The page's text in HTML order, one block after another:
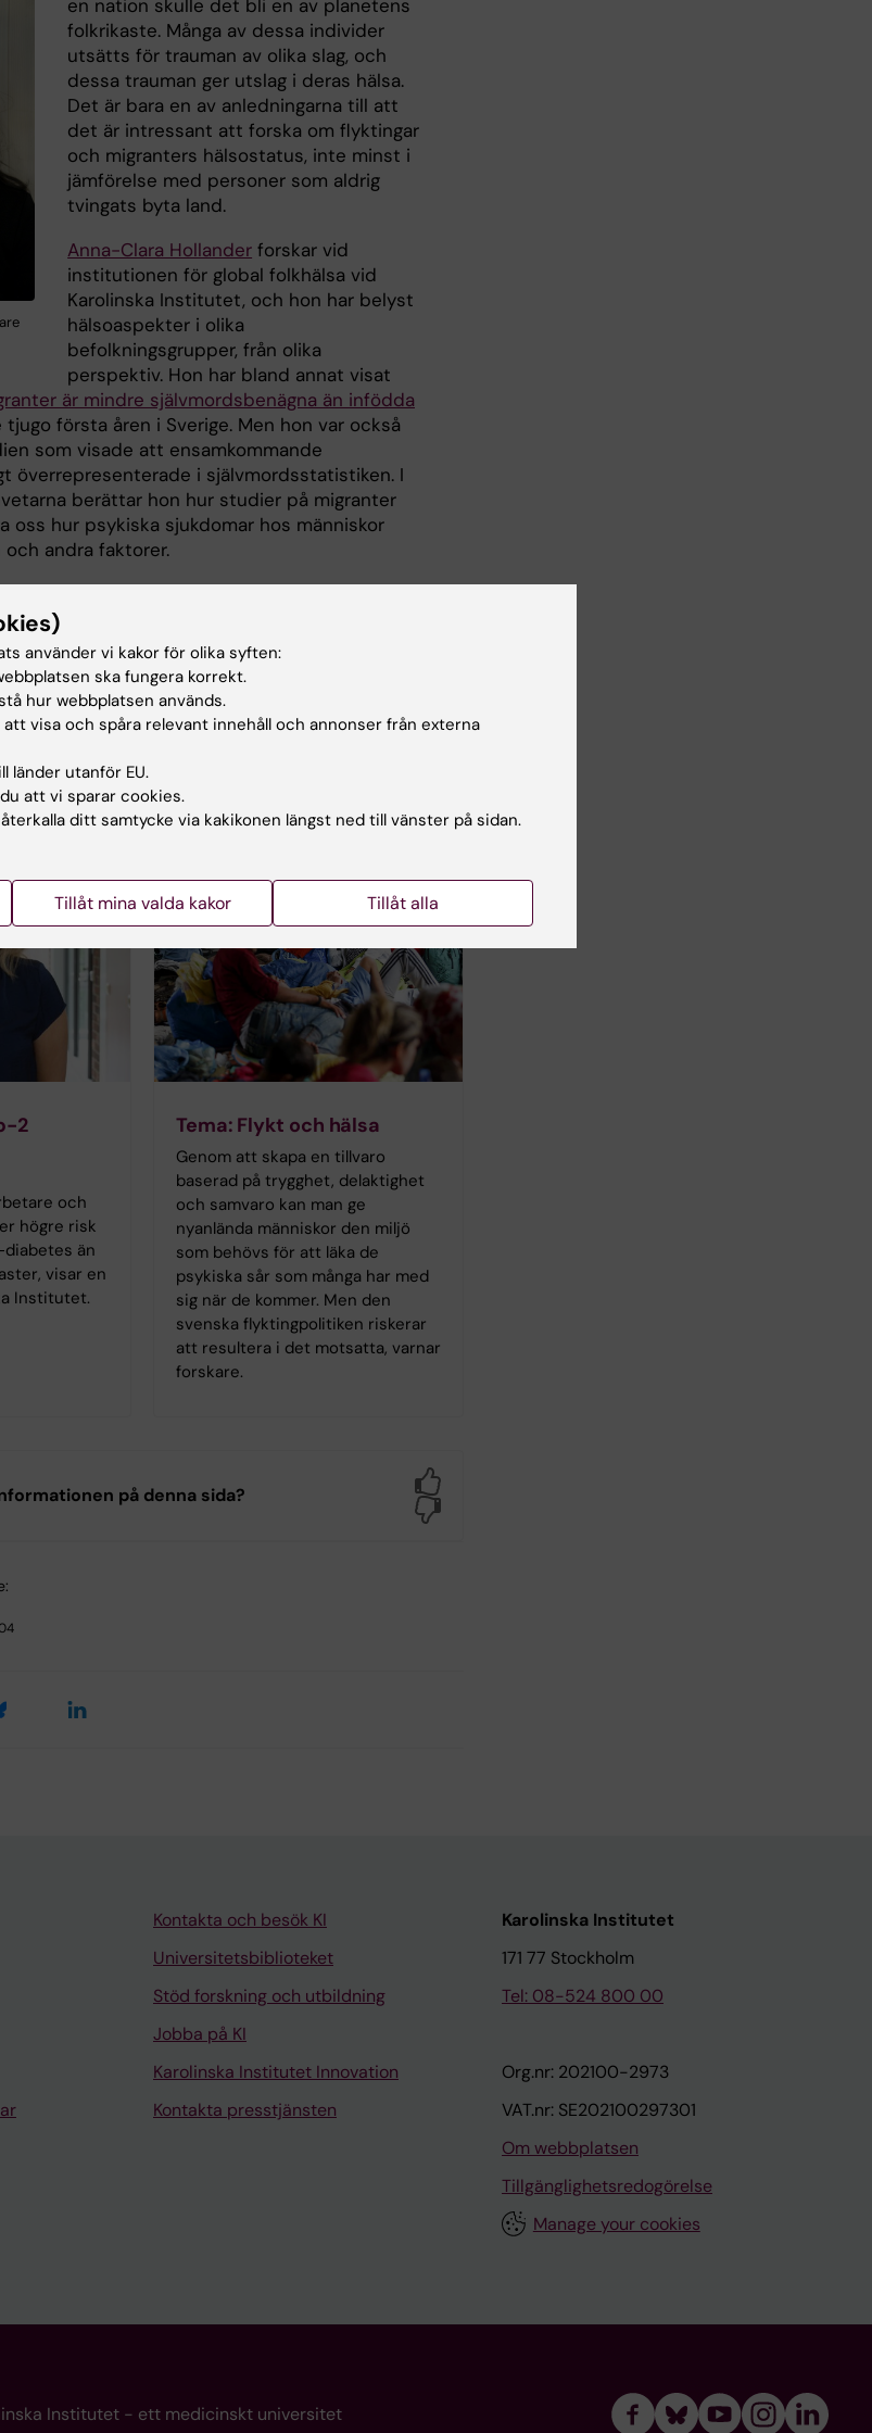
en nation skulle det bli en av planetens
folkrikaste. Många av dessa individer
utsätts för trauman av olika slag, och
dessa trauman ger utslag i deras hälsa.
Det är bara en av anledningarna till att
det är intressant att forska om flyktingar
och migranters hälsostatus, inte minst i
jämförelse med personer som aldrig
tvingats byta land.
Anna-Clara Hollander forskar vid
institutionen för global folkhälsa vid
Karolinska Institutet, och hon har belyst
hälsoaspekter i olika
befolkningsgrupper, från olika
perspektiv. Hon har bland annat visat
är mindre självmordsbenägna än infödda
tjugo första åren i Sverige. Men hon var också
som visade att ensamkommande
överrepresenterade i självmordsstatistiken. I
berättar hon hur studier på migranter
oss hur psykiska sjukdomar hos människor
andra faktorer.
lyssnarfrågan om vilka yrken som är mest
diabetes-statistiken.
via Spotify
iiTunes .
teman
2
och
högre risk
än
visar en
Institutet.
Tema: Flykt och hälsa
Genom att skapa en tillvaro
baserad på trygghet, delaktighet
och samvaro kan man ge
nyanlända människor den miljö
som behövs för att läka de
psykiska sår som många har med
sig när de kommer. Men den
svenska flyktingpolitiken riskerar
att resultera i det motsatta, varnar
forskare.
på denna sida?
Kontakta och besök KI
Universitetsbiblioteket
Stöd forskning och utbildning
Jobba på KI
Karolinska Institutet Innovation
Kontakta presstjänsten
Karolinska Institutet
171 77 Stockholm
Tel: 08-524 800 00
Org.nr: 202100-2973
VAT.nr: SE202100297301
Om webbplatsen
Tillgänglighetsredogörelse
Manage your cookies
Institutet - ett medicinskt universitet
använder vi kakor för olika syften:
ska fungera korrekt.
hur webbplatsen används.
visa och spåra relevant innehåll och annonser från externa
länder utanför EU.
att vi sparar cookies.
ditt samtycke via kakikonen längst ned till vänster på sidan.
Tillåt mina valda kakor Tillåt alla